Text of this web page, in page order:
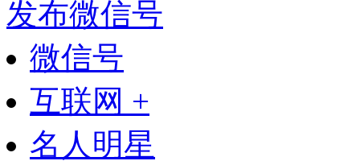
发布微信号
微信号
互联网 +
名人明星